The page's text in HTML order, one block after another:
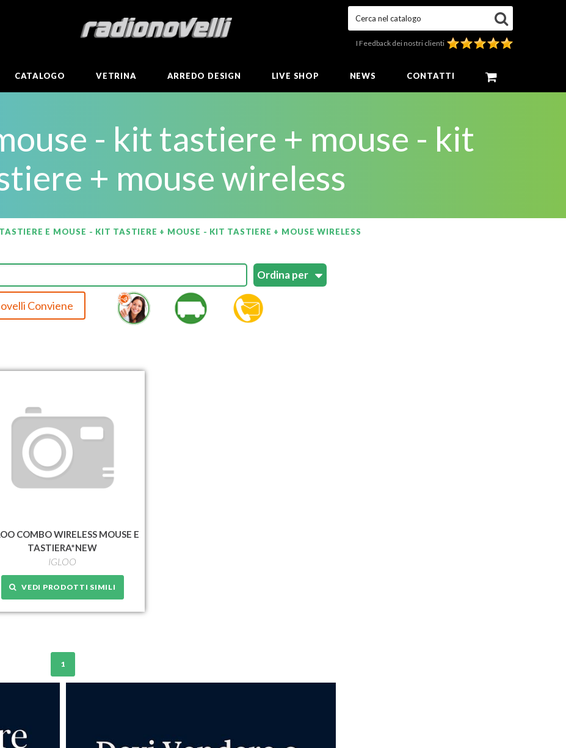
Cerca nel catalogo
I Feedback dei nostri clienti
CATALOGO VETRINA ARREDO DESIGN LIVE SHOP NEWS CONTATTI
- kit tastiere + mouse - kit
+ mouse wireless
TASTIERE E MOUSE - KIT TASTIERE + MOUSE - KIT TASTIERE + MOUSE WIRELESS
Conviene
COMBO WIRELESS MOUSE E
TASTIERA*NEW
IGLOO
VEDI PRODOTTI SIMILI
1